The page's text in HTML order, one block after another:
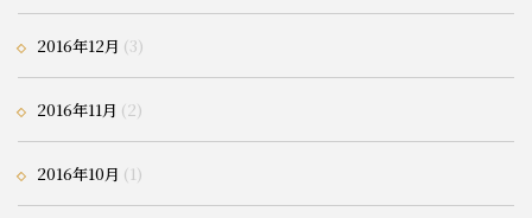
2016年12月 (3)
2016年11月 (2)
2016年10月 (1)